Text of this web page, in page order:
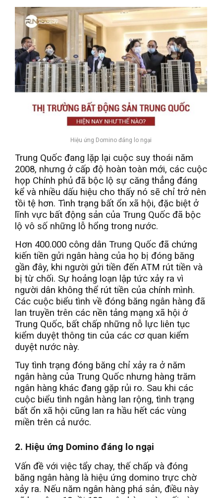
Hiệu ứng Domino đáng lo ngại
Trung Quốc đang lặp lại cuộc suy thoái năm
2008, nhưng ở cấp độ hoàn toàn mới, các cuộc
họp Chính phủ đã bộc lộ sự căng thẳng đáng
kể và nhiều dấu hiệu cho thấy nó sẽ chỉ trở nên
tồi tệ hơn. Tình trạng bất ổn xã hội, đặc biệt ở
lĩnh vực bất động sản của Trung Quốc đã bộc
lộ vô số những lỗ hổng trong nước.
Hơn 400.000 công dân Trung Quốc đã chứng
kiến tiền gửi ngân hàng của họ bị đóng băng
gần đây, khi người gửi tiền đến ATM rút tiền và
bị từ chối. Sự hoảng loạn lập tức xảy ra vì
người dân không thể rút tiền của chính mình.
Các cuộc biểu tình về đóng băng ngân hàng đã
lan truyền trên các nền tảng mạng xã hội ở
Trung Quốc, bất chấp những nỗ lực liên tục
kiểm duyệt thông tin của các cơ quan kiểm
duyệt nước này.
Tuy tình trạng đóng băng chỉ xảy ra ở năm
ngân hàng của Trung Quốc nhưng hàng trăm
ngân hàng khác đang gặp rủi ro. Sau khi các
cuộc biểu tình ngân hàng lan rộng, tình trạng
bất ổn xã hội cũng lan ra hầu hết các vùng
miền trên cả nước.
2. Hiệu ứng Domino đáng lo ngại
Vấn đề với việc tẩy chay, thế chấp và đóng
băng ngân hàng là hiệu ứng domino trực chờ
xảy ra. Nếu năm ngân hàng phá sản, điều này